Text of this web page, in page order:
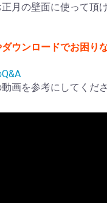
月の壁面に使って頂
ウンロードでお困り
画を参考にしてくださ